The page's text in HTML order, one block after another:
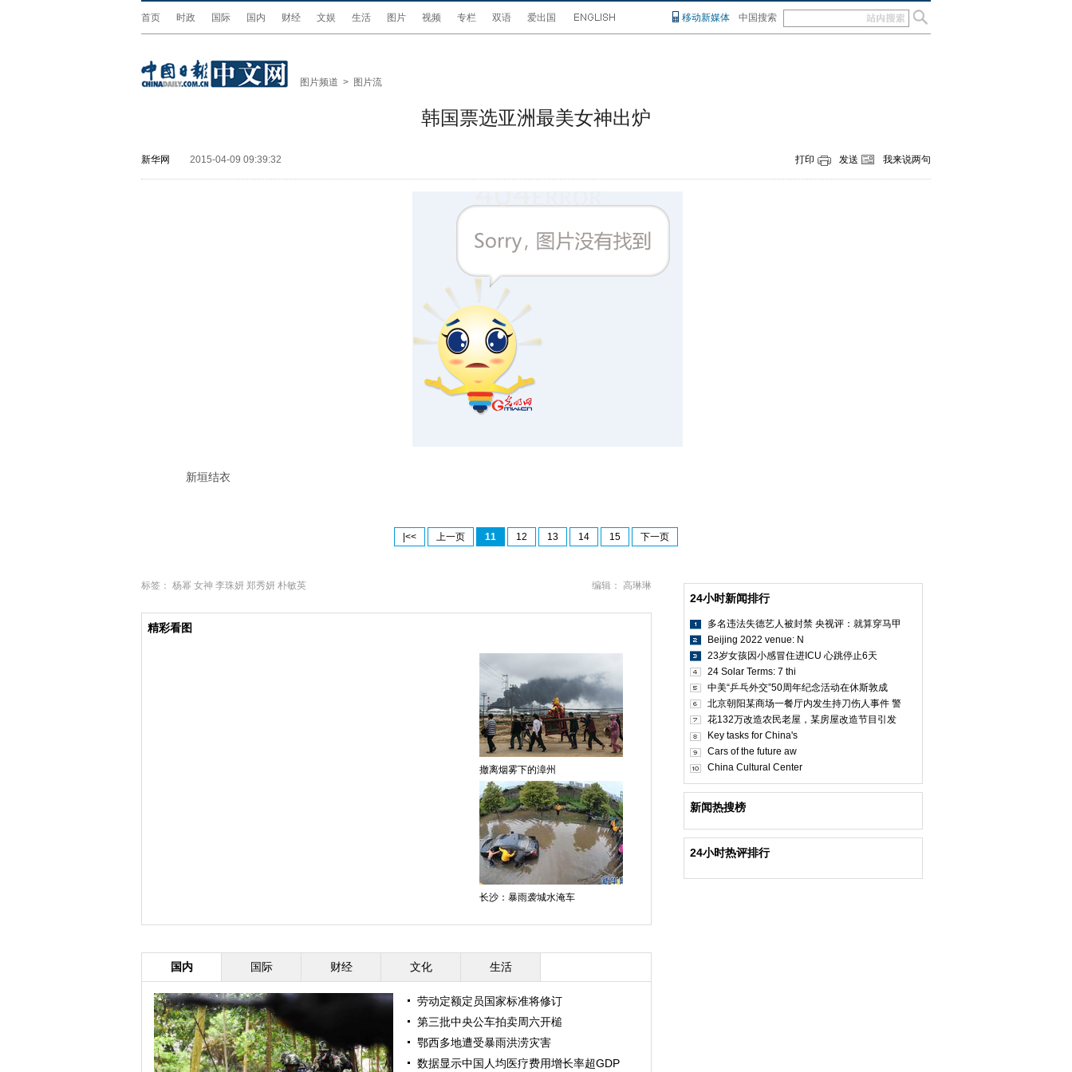
首页 时政 国际 国内 财经 文娱 生活 图片 视频 专栏 双语 爱出国 移动新媒体 中国搜索
图片频道 > 图片流
韩国票选亚洲最美女神出炉
新华网 2015-04-09 09:39:32 打印 发送 我来说两句
新垣结衣
|<< 上一页 11 12 13 14 15 下一页
编辑： 高琳琳
标签： 杨幂 女神 李珠妍 郑秀妍 朴敏英
精彩看图
撤离烟雾下的漳州
长沙：暴雨袭城水淹车
国内 国际 财经 文化 生活
劳动定额定员国家标准将修订
第三批中央公车拍卖周六开槌
鄂西多地遭受暴雨洪涝灾害
数据显示中国人均医疗费用增长率超GDP
24小时新闻排行
多名违法失德艺人被封禁 央视评：就算穿马甲
Beijing 2022 venue: N
23岁女孩因小感冒住进ICU 心跳停止6天
24 Solar Terms: 7 thi
中美“乒乓外交”50周年纪念活动在休斯敦成
北京朝阳某商场一餐厅内发生持刀伤人事件 警
花132万改造农民老屋，某房屋改造节目引发
Key tasks for China's
Cars of the future aw
China Cultural Center
新闻热搜榜
24小时热评排行